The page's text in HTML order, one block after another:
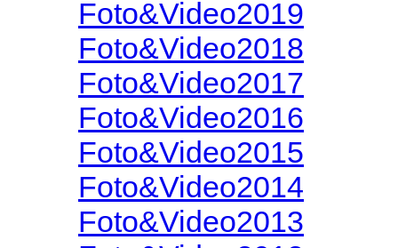
Foto&Video2019
Foto&Video2018
Foto&Video2017
Foto&Video2016
Foto&Video2015
Foto&Video2014
Foto&Video2013